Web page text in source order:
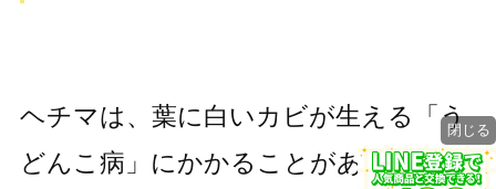
ヘチマは、葉に白いカビが生える「う
どんこ病」にかかることがあります。
閉じる